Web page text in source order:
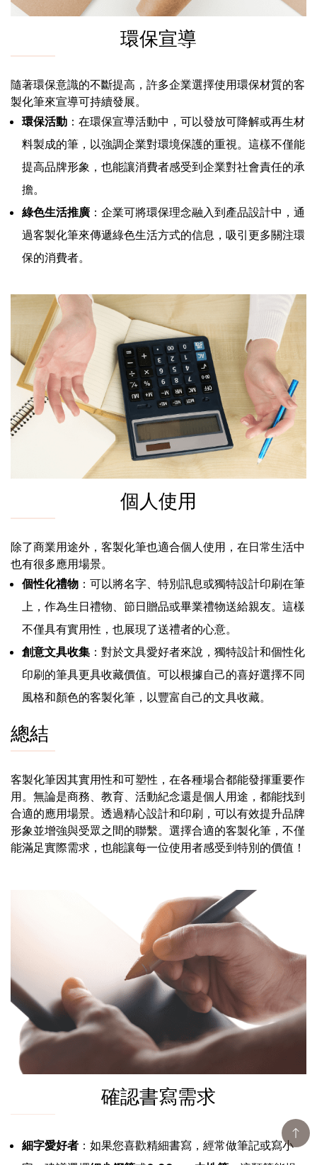
環保宣導
隨著環保意識的不斷提高，許多企業選擇使用環保材質的客
製化筆來宣導可持續發展。
環保活動 ：在環保宣導活動中，可以發放可降解或再生材
料製成的筆，以強調企業對環境保護的重視。這樣不僅能
提高品牌形象，也能讓消費者感受到企業對社會責任的承
擔。
綠色生活推廣 ：企業可將環保理念融入到產品設計中，通
過客製化筆來傳遞綠色生活方式的信息，吸引更多關注環
保的消費者。
個人使用
除了商業用途外，客製化筆也適合個人使用，在日常生活中
也有很多應用場景。
個性化禮物 ：可以將名字、特別訊息或獨特設計印刷在筆
上，作為生日禮物、節日贈品或畢業禮物送給親友。這樣
不僅具有實用性，也展現了送禮者的心意。
創意文具收集 ：對於文具愛好者來說，獨特設計和個性化
印刷的筆具更具收藏價值。可以根據自己的喜好選擇不同
風格和顏色的客製化筆，以豐富自己的文具收藏。
總結
客製化筆因其實用性和可塑性，在各種場合都能發揮重要作
用。無論是商務、教育、活動紀念還是個人用途，都能找到
合適的應用場景。透過精心設計和印刷，可以有效提升品牌
形象並增強與受眾之間的聯繫。選擇合適的客製化筆，不僅
能滿足實際需求，也能讓每一位使用者感受到特別的價值！
確認書寫需求
細字愛好者 ：如果您喜歡精細書寫，經常做筆記或寫小